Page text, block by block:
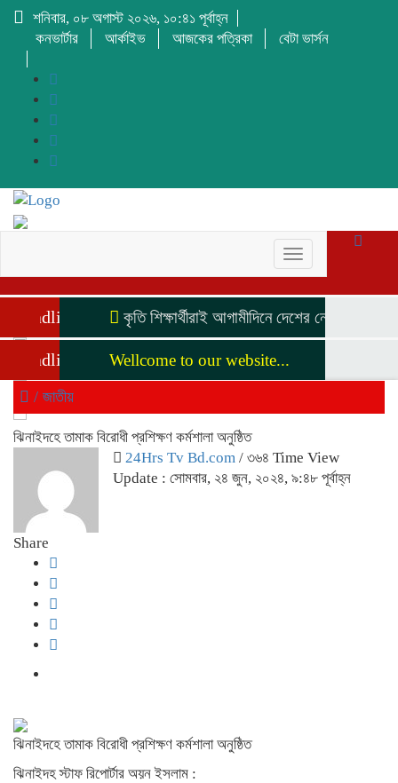
শনিবার, ০৮ অগাস্ট ২০২৬, ১০:৪১ পূর্বাহ্ন
কনভার্টার
আর্কাইভ আজকের পত্রিকা বেটা ভার্সন
Toggle
navigation
Headline কৃতি শিক্ষার্থীরাই আগামীদিনে দেশের নেতৃত্ব দিবে
Headline Wellcome to our website...
/ জাতীয়
ঝিনাইদহে তামাক বিরোধী প্রশিক্ষণ কর্মশালা অনুষ্ঠিত
24Hrs Tv Bd.com / ৩৬৪ Time View
Update : সোমবার, ২৪ জুন, ২০২৪, ৯:৪৮ পূর্বাহ্ন
Share
ঝিনাইদহে তামাক বিরোধী প্রশিক্ষণ কর্মশালা অনুষ্ঠিত
ঝিনাইদহ স্টাফ রিপোর্টার অয়ন ইসলাম :